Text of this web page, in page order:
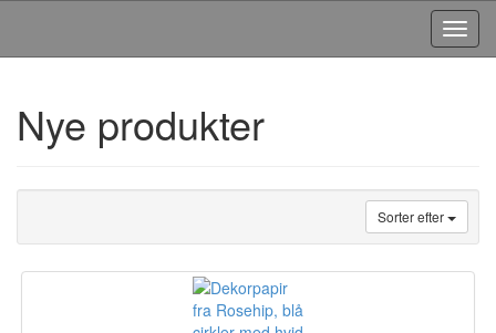
Nye produkter
Sorter efter